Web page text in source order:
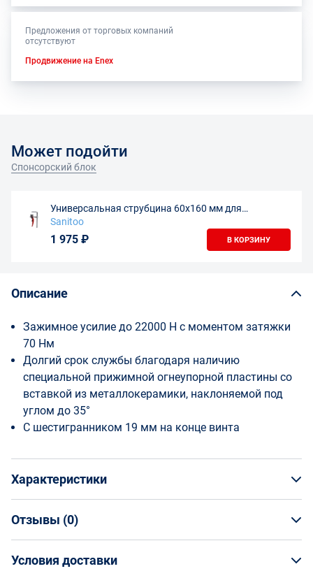
Предложения от торговых компаний
отсутствуют
Продвижение на Enex
Может подойти
Спонсорский блок
Универсальная струбцина 60х160 мм для
направляющих шин
Sanitoo
1 975 ₽ В КОРЗИНУ
Описание
Зажимное усилие до 22000 Н с моментом затяжки
70 Нм
Долгий срок службы благодаря наличию
специальной прижимной огнеупорной пластины со
вставкой из металлокерамики, наклоняемой под
углом до 35°
С шестигранником 19 мм на конце винта
Характеристики
Общая информация
Bessey
Отзывы (0)
НАПИСАТЬ ОТЗЫВ
Условия доставки